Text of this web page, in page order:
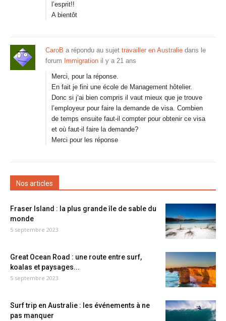
l’esprit!!
A bientôt
CaroB a répondu au sujet travailler en Australie dans le
forum Immigration il y a 21 ans
Merci, pour la réponse.
En fait je fini une école de Management hôtelier.
Donc si j’ai bien compris il vaut mieux que je trouve
l’employeur pour faire la demande de visa. Combien
de temps ensuite faut-il compter pour obtenir ce visa
et où faut-il faire la demande?
Merci pour les réponse
Nos articles
Fraser Island : la plus grande île de sable du
monde
5 septembre 2023
Great Ocean Road : une route entre surf,
koalas et paysages...
5 septembre 2023
Surf trip en Australie : les événements à ne
pas manquer